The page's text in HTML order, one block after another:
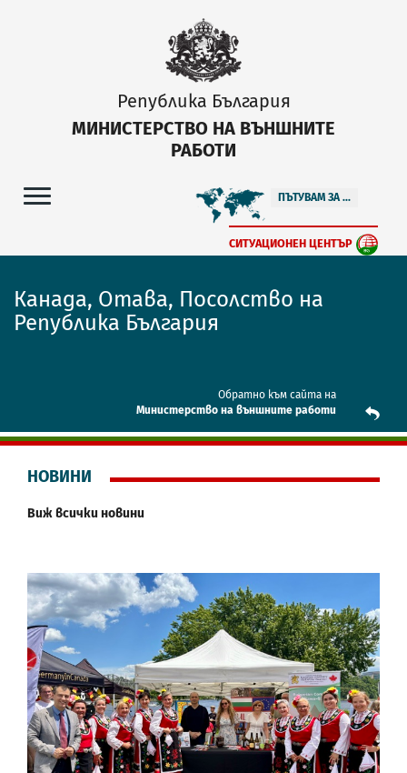
Република България
МИНИСТЕРСТВО НА ВЪНШНИТЕ
РАБОТИ
ПЪТУВАМ ЗА ...
СИТУАЦИОНЕН ЦЕНТЪР
Канада, Отава, Посолство на
Република България
Обратно към сайта на
Mинистерство на външните работи
НОВИНИ
Виж всички новини